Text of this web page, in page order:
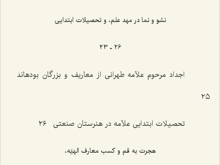
نشو و نما در مهد علم، و تحصیلات ابتدایی
٢٦ ـ ٢٣
اجداد مرحوم علاّمه طهرانی از معاریف و بزرگان بودهاند
٢٥
تحصیلات ابتدایی علاّمه در هنرستان صنعتی ٢٦
هجرت به قم و کسب معارف الهیّه،